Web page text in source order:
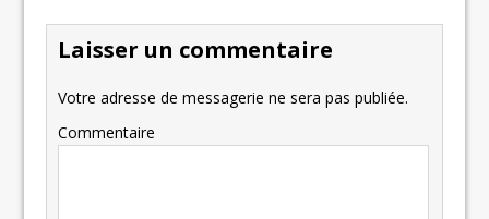
Laisser un commentaire
Votre adresse de messagerie ne sera pas publiée.
Commentaire